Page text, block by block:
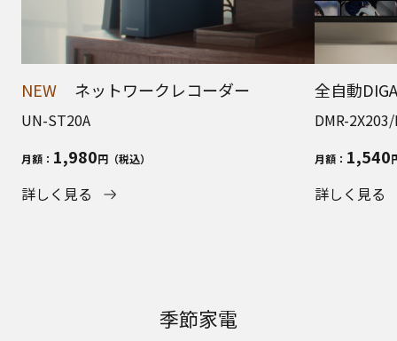
NEW ネットワークレコーダー
UN-ST20A
月額： 1,980円（税込）
詳しく見る
全自動
DMR-
月額： 1,540
詳しく見る
季節家電